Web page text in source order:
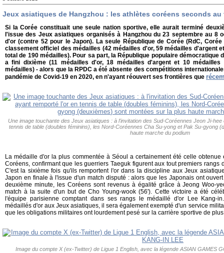
Jeux asiatiques de Hangzhou : les athlètes coréens seconds
Si la Corée constituait une seule nation sportive, elle aurait terminé
l'issue des Jeux asiatiques organisés à Hangzhou du 23 septembre au 8
d'or (contre 52 pour le Japon). La seule République de Corée (RdC,
classement officiel des médailles (42 médailles d'or, 59 médailles d'argent
total de 190 médailles). Pour sa part, la République populaire démocratique
a fini dixième (11 médailles d'or, 18 médailles d'argent et 10
médailles) - alors que la RPDC a été absente des compétitions
pandémie de Covid-19 en 2020, en n'ayant réouvert ses frontières que
Une image touchante des Jeux asiatiques : à l'invitation des Sud-Coréennes Jeon Ji-
tennis de table (doubles féminins), les Nord-Coréennes Cha Su-yong et Pak Su-gyong
haute marche du podium
La médaille d'or la plus commentée à Séoul a certainement été celle
Coréens, confirmant que les guerriers Taeguk figurent aux tout premiers rangs
C'est la sixième fois qu'ils remportent l'or dans la discipline aux Jeux
Japon en finale à l'issue d'un match disputé : alors que les Japonais ont
deuxième minute, les Coréens sont revenus à égalité grâce à Jeong Woo-
match à la suite d'un but de Cho Young-wook (56'). Cette victoire a été
l'équipe parisienne comptant dans ses rangs le médaillé d'or Lee Kang-
médaillés d'or aux Jeux asiatiques, il sera également exempté d'un service
que les obligations militaires ont lourdement pesé sur la carrière sportive de
Image du compte X (ex-Twitter) de Ligue 1 English, avec la légende ASIAN GAMES